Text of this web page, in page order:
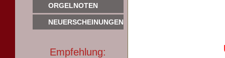
ORGELNOTEN
NEUERSCHEINUNGEN
Empfehlung: